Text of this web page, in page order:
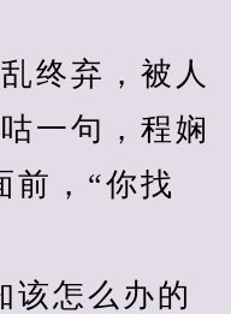
终弃，被人
一句，程娴
前，“你找
怎么办的